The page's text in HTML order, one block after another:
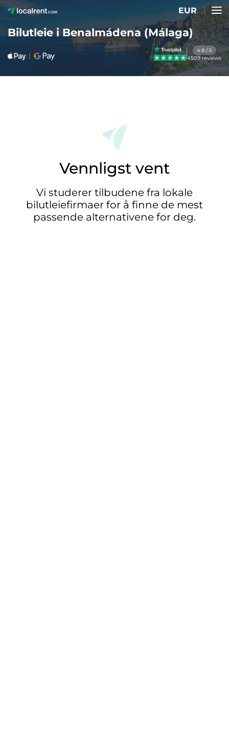
EUR
Bilutleie i Benalmádena (Málaga)
4.8 / 5
4509 reviews
Vennligst vent
Vi studerer tilbudene fra lokale
bilutleiefirmaer for å finne de mest
passende alternativene for deg.